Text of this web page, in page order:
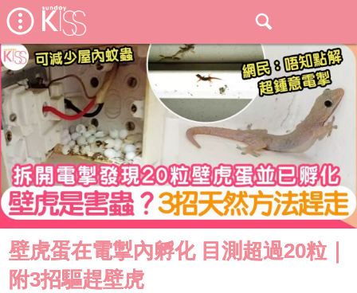
壁虎蛋在電掣內孵化 目測超過20粒｜
附3招驅趕壁虎